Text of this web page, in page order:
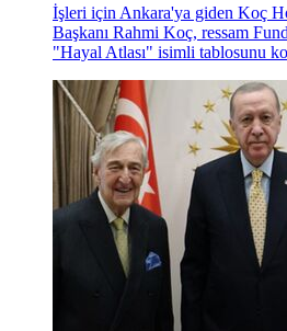
İşleri için Ankara'ya giden Koç
Başkanı Rahmi Koç, ressam
"Hayal Atlası" isimli tablosunu